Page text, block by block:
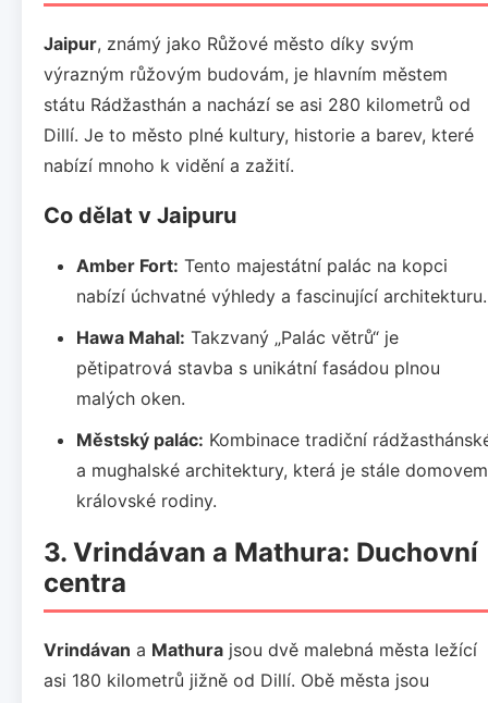
Jaipur, známý jako Růžové město díky svým
výrazným růžovým budovám, je hlavním městem
státu Rádžasthán a nachází se asi 280 kilometrů od
Dillí. Je to město plné kultury, historie a barev, které
nabízí mnoho k vidění a zažití.
Co dělat v Jaipuru
Amber Fort: Tento majestátní palác na kopci
nabízí úchvatné výhledy a fascinující architekturu.
Hawa Mahal: Takzvaný „Palác větrů“ je
pětipatrová stavba s unikátní fasádou plnou
malých oken.
Městský palác: Kombinace tradiční
a mughalské architektury, která je stále domovem
královské rodiny.
3. Vrindávan a Mathura: Duchovní
centra
Vrindávan a Mathura jsou dvě malebná města ležící
asi 180 kilometrů jižně od Dillí. Obě města jsou